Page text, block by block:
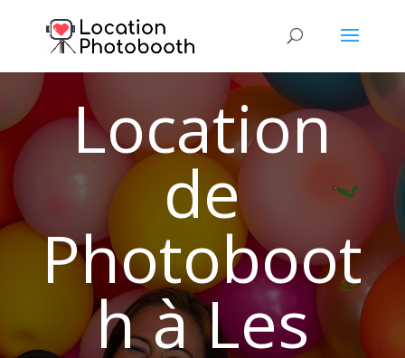
Location
de
Photoboot
h à Les